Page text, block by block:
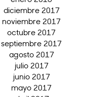
diciembre 2017
noviembre 2017
octubre 2017
septiembre 2017
agosto 2017
julio 2017
junio 2017
mayo 2017